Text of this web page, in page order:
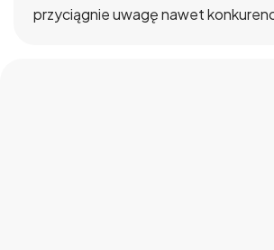
przyciągnie uwagę nawet